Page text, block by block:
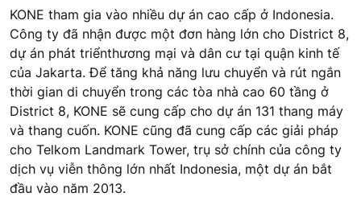
KONE tham gia vào nhiều dự án cao cấp ở Indonesia.
Công ty đã nhận được một đơn hàng lớn cho District 8,
dự án phát triểnthương mại và dân cư tại quận kinh tế
của Jakarta. Để tăng khả năng lưu chuyển và rút ngắn
thời gian di chuyển trong các tòa nhà cao 60 tầng ở
District 8, KONE sẽ cung cấp cho dự án 131 thang máy
và thang cuốn. KONE cũng đã cung cấp các giải pháp
cho Telkom Landmark Tower, trụ sở chính của công ty
dịch vụ viễn thông lớn nhất Indonesia, một dự án bắt
đầu vào năm 2013.